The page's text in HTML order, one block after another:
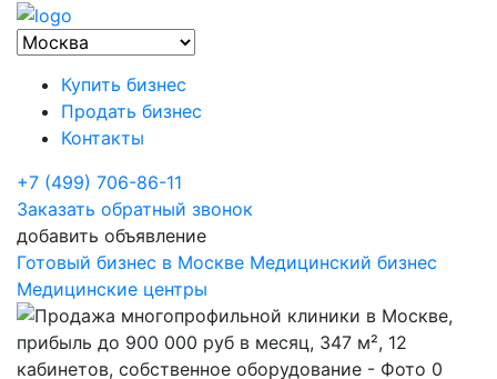
Купить бизнес
Продать бизнес
Контакты
+7 (499) 706-86-11
Заказать обратный звонок
добавить объявление
Готовый бизнес в Москве Медицинский бизнес
Медицинские центры